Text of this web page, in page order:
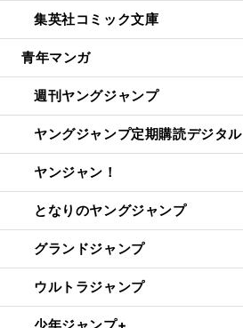
集英社コミック文庫
青年マンガ
週刊ヤングジャンプ
ヤングジャンプ定期購読デジタル
ヤンジャン！
となりのヤングジャンプ
グランドジャンプ
ウルトラジャンプ